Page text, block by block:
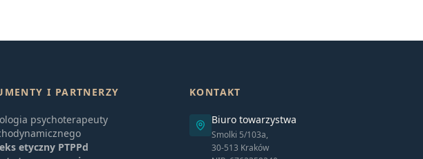
I PARTNERZY
psychoterapeuty
etyczny PTPPd
KONTAKT
Biuro towarzystwa
Smolki 5/103a,
30-513 Kraków